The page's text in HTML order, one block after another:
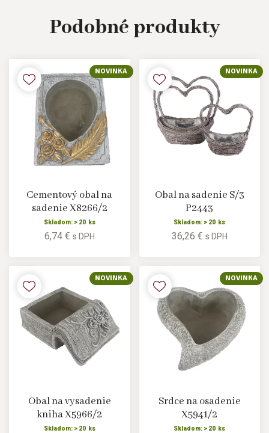
Podobné produkty
NOVINKA
Cementový obal na
sadenie X8266/2
Skladom: > 20 ks
6,74 € s DPH
NOVINKA
Obal na sadenie S/3
P2443
Skladom: > 20 ks
36,26 € s DPH
NOVINKA
Obal na vysadenie
kniha X5966/2
Skladom: > 20 ks
NOVINKA
Srdce na osadenie
X5941/2
Skladom: > 20 ks